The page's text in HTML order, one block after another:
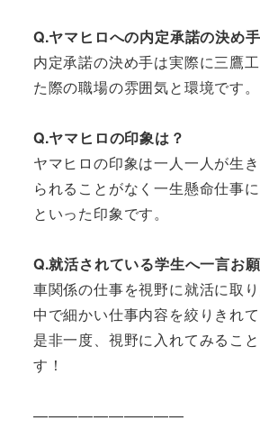
Q.ヤマヒロへの内定承諾の決め
内定承諾の決め手は実際に三鷹
た際の職場の雰囲気と環境です。
Q.ヤマヒロの印象は？
ヤマヒロの印象は一人一人が生
られることがなく一生懸命仕事
といった印象です。
Q.就活されている学生へ一言お
車関係の仕事を視野に就活に取
中で細かい仕事内容を絞りきれ
是非一度、視野に入れてみるこ
す！
——————————